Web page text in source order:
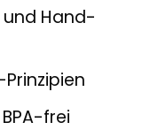
und Hand-
frei